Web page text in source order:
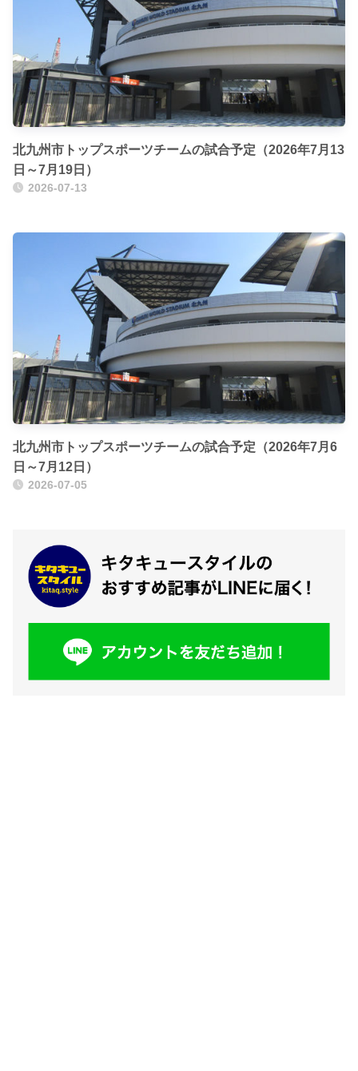
北九州市トップスポーツチームの試合予定（2026年7月13
日～7月19日）
2026-07-13
北九州市トップスポーツチームの試合予定（2026年7月6
日～7月12日）
2026-07-05